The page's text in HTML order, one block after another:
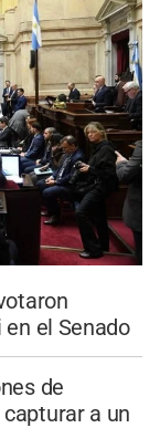
el Senado
de
a un